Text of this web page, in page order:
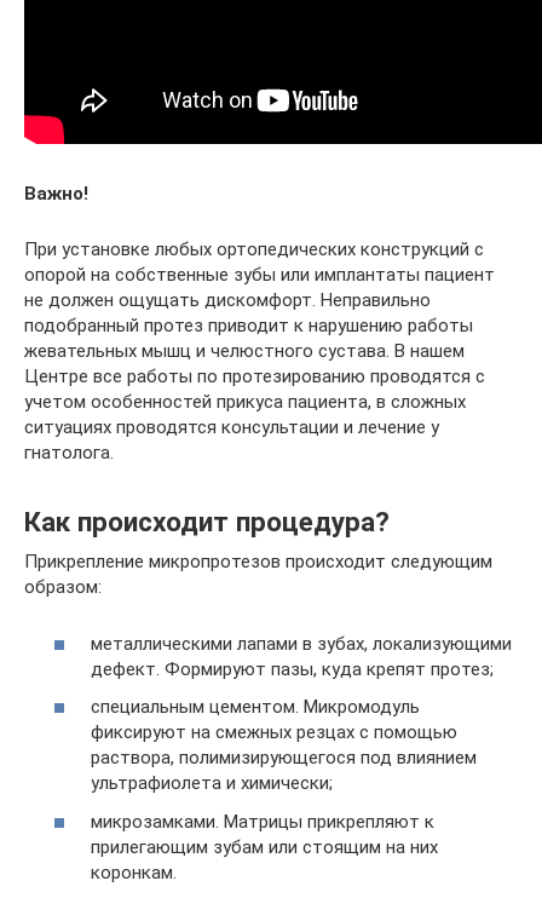
Важно!
При установке любых ортопедических конструкций с
опорой на собственные зубы или имплантаты пациент
не должен ощущать дискомфорт. Неправильно
подобранный протез приводит к нарушению работы
жевательных мышц и челюстного сустава. В нашем
Центре все работы по протезированию проводятся с
учетом особенностей прикуса пациента, в сложных
ситуациях проводятся консультации и лечение у
гнатолога.
Как происходит процедура?
Прикрепление микропротезов происходит следующим
образом:
металлическими лапами в зубах, локализующими
дефект. Формируют пазы, куда крепят протез;
специальным цементом. Микромодуль
фиксируют на смежных резцах с помощью
раствора, полимизирующегося под влиянием
ультрафиолета и химически;
микрозамками. Матрицы прикрепляют к
прилегающим зубам или стоящим на них
коронкам.